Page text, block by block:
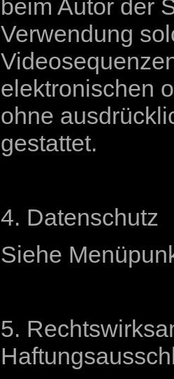
beim Autor der
Verwendung
elektronischen
ohne
gestattet.
4. Datenschutz
Siehe
5.